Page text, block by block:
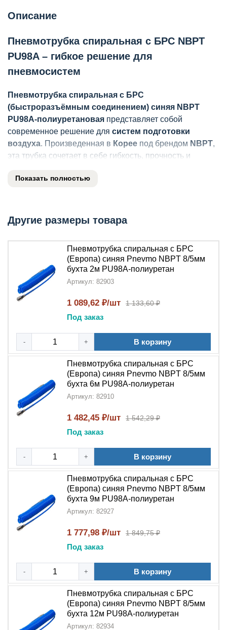
Описание
Пневмотрубка спиральная с БРС NBPT
PU98A – гибкое решение для
пневмосистем
Пневмотрубка спиральная с БРС
(быстроразъёмным соединением) синяя NBPT
PU98A-полиуретановая представляет собой
современное решение для систем подготовки
воздуха. Произведенная в Корее под брендом NBPT,
эта трубка сочетает в себе гибкость, прочность и
характеристикам полиуретана.
Пневмотрубка спиральная NBPT PU98A
Материал: износостойкий полиуретансинего
цвета
Конструкция:спиральная
повышенной гибкости
Оснащение:быстроразъёмное соединение
для удобного монтажа
Благодаряполиуретановой
гибкость в широком температурном диапазоне и
устойчива к механическим повреждениям.
Применение пневмотрубки NBPT PU98A
Пневмотрубка спиральная с БРС NBPT PU98A
широко используется в:
Промышленныхсистемах подготовки воздуха
Пневматическом инструменте и оборудовании
Автоматизированных производственных линиях
Системах с частыми переподключениями
оборудования
Условиях, требующих мобильности и гибкости
соединений
Преимущества пневмотрубки NBPT
пневмотрубку спиральную с БРС NBPT
PU98A, вы получаете:
Удобство монтажа – благодаря
быстроразъёмному соединению (БРС)
Гибкость
–спиральная
Показать полностью
Другие размеры товара
Пневмотрубка спиральная с БРС
(Европа) синяя Pnevmo NBPT 8/5мм
бухта 2м PU98A-полиуретан
Артикул: 82903
1 089,62 ₽/шт 1 133,60 ₽
Под заказ
- + В корзину
Пневмотрубка спиральная с БРС
(Европа) синяя Pnevmo NBPT 8/5мм
бухта 6м PU98A-полиуретан
Артикул: 82910
1 482,45 ₽/шт 1 542,29 ₽
Под заказ
- + В корзину
Пневмотрубка спиральная с БРС
(Европа) синяя Pnevmo NBPT 8/5мм
бухта 9м PU98A-полиуретан
Артикул: 82927
1 777,98 ₽/шт 1 849,75 ₽
Под заказ
- + В корзину
Пневмотрубка спиральная с БРС
(Европа) синяя Pnevmo NBPT 8/5мм
бухта 12м PU98A-полиуретан
Артикул: 82934